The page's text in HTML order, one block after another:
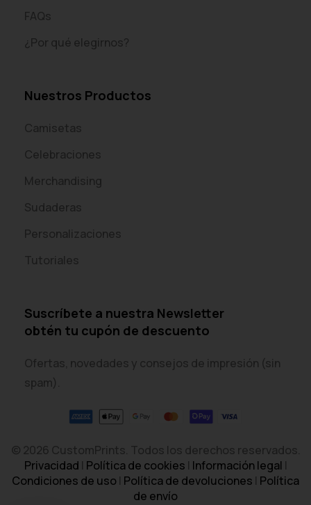
FAQs
¿Por qué elegirnos?
Nuestros Productos
Camisetas
Celebraciones
Merchandising
Sudaderas
Personalizaciones
Tutoriales
Suscríbete a nuestra Newsletter
obtén tu cupón de descuento
Ofertas, novedades y consejos de impresión (sin
spam).
© 2026 CustomPrints. Todos los derechos reservados.
Privacidad | Política de cookies | Información legal |
Condiciones de uso| Política de devoluciones | Política
de envío